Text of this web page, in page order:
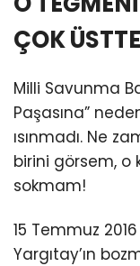
ÇOK
Milli Savunma
Paşasına”
ısınmadı. Ne
birini görsem, o
sokmam!
15 Temmuz
Yargıtay’ın